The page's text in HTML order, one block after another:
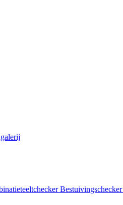
Bestuivingschecker